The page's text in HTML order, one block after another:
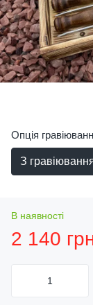
Опція
З
В наявності
2 140